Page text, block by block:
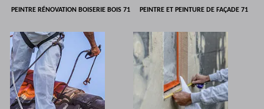
PEINTRE RÉNOVATION BOISERIE BOIS 71 PEINTRE ET PEINTURE DE FAÇADE 71